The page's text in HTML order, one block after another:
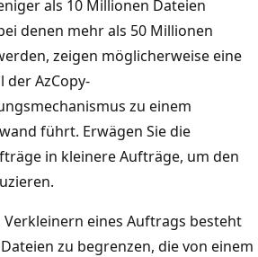
als 10 Millionen Dateien
denen mehr als 50 Millionen
zeigen möglicherweise eine
der AzCopy-
zu einem
führt. Erwägen Sie die
in kleinere Aufträge, um den
eines Auftrags besteht
zu begrenzen, die von einem